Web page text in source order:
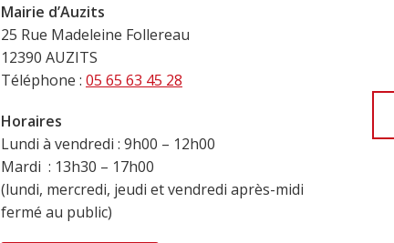
Mairie d’Auzits
25 Rue Madeleine Follereau
12390 AUZITS
Téléphone : 05 65 63 45 28
Horaires
Lundi à vendredi : 9h00 – 12h00
Mardi : 13h30 – 17h00
(lundi, mercredi, jeudi et vendredi après-midi
fermé au public)